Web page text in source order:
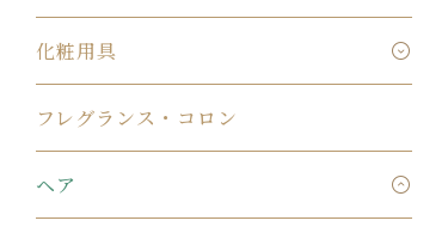
化粧用具
フレグランス・コロン
ヘア